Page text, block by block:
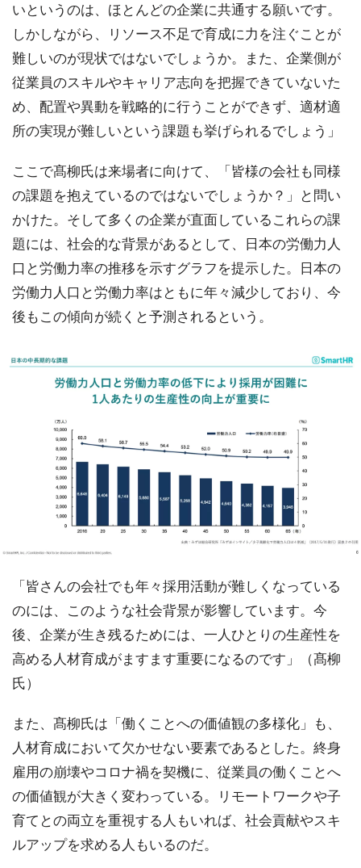
いというのは、ほとんどの企業に共通する願いです。
しかしながら、リソース不足で育成に力を注ぐことが
難しいのが現状ではないでしょうか。また、企業側が
従業員のスキルやキャリア志向を把握できていないた
め、配置や異動を戦略的に行うことができず、適材適
所の実現が難しいという課題も挙げられるでしょう」
ここで髙柳氏は来場者に向けて、「皆様の会社も同様
の課題を抱えているのではないでしょうか？」と問い
かけた。そして多くの企業が直面しているこれらの課
題には、社会的な背景があるとして、日本の労働力人
口と労働力率の推移を示すグラフを提示した。日本の
労働力人口と労働力率はともに年々減少しており、今
後もこの傾向が続くと予測されるという。
「皆さんの会社でも年々採用活動が難しくなっている
のには、このような社会背景が影響しています。今
後、企業が生き残るためには、一人ひとりの生産性を
高める人材育成がますます重要になるのです」（髙柳
氏）
また、髙柳氏は「働くことへの価値観の多様化」も、
人材育成において欠かせない要素であるとした。終身
雇用の崩壊やコロナ禍を契機に、従業員の働くことへ
の価値観が大きく変わっている。リモートワークや子
育てとの両立を重視する人もいれば、社会貢献やスキ
ルアップを求める人もいるのだ。